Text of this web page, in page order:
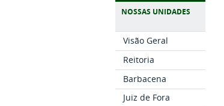
NOSSAS UNIDADES
Visão Geral
Reitoria
Barbacena
Juiz de Fora